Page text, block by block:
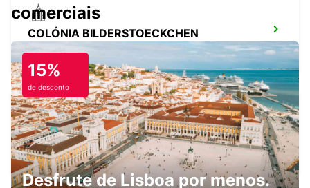
COLÓNIA BILDERSTOECKCHEN
KOELN - GERMANY
COLÓNIA HOLWEIDE
KOELN - GERMANY
comerciais
15%
de desconto
Desfrute de Lisboa por menos.